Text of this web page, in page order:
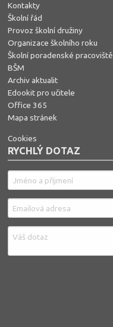
Kontakty
Školní řád
Provoz školní družiny
Organizace školního roku
Školní poradenské pracoviště
BŠM
Archiv aktualit
Edookit pro učitele
Office 365
Mapa stránek
Cookies
RYCHLÝ DOTAZ